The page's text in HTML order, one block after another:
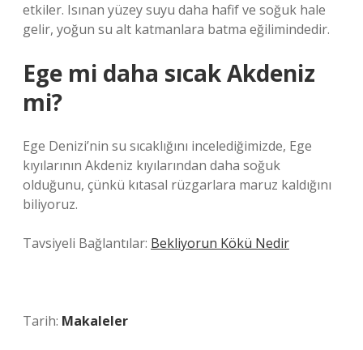
etkiler. Isınan yüzey suyu daha hafif ve soğuk hale
gelir, yoğun su alt katmanlara batma eğilimindedir.
Ege mi daha sıcak Akdeniz
mi?
Ege Denizi’nin su sıcaklığını incelediğimizde, Ege
kıyılarının Akdeniz kıyılarından daha soğuk
olduğunu, çünkü kıtasal rüzgarlara maruz kaldığını
biliyoruz.
Tavsiyeli Bağlantılar: Bekliyorun Kökü Nedir
Tarih: Makaleler